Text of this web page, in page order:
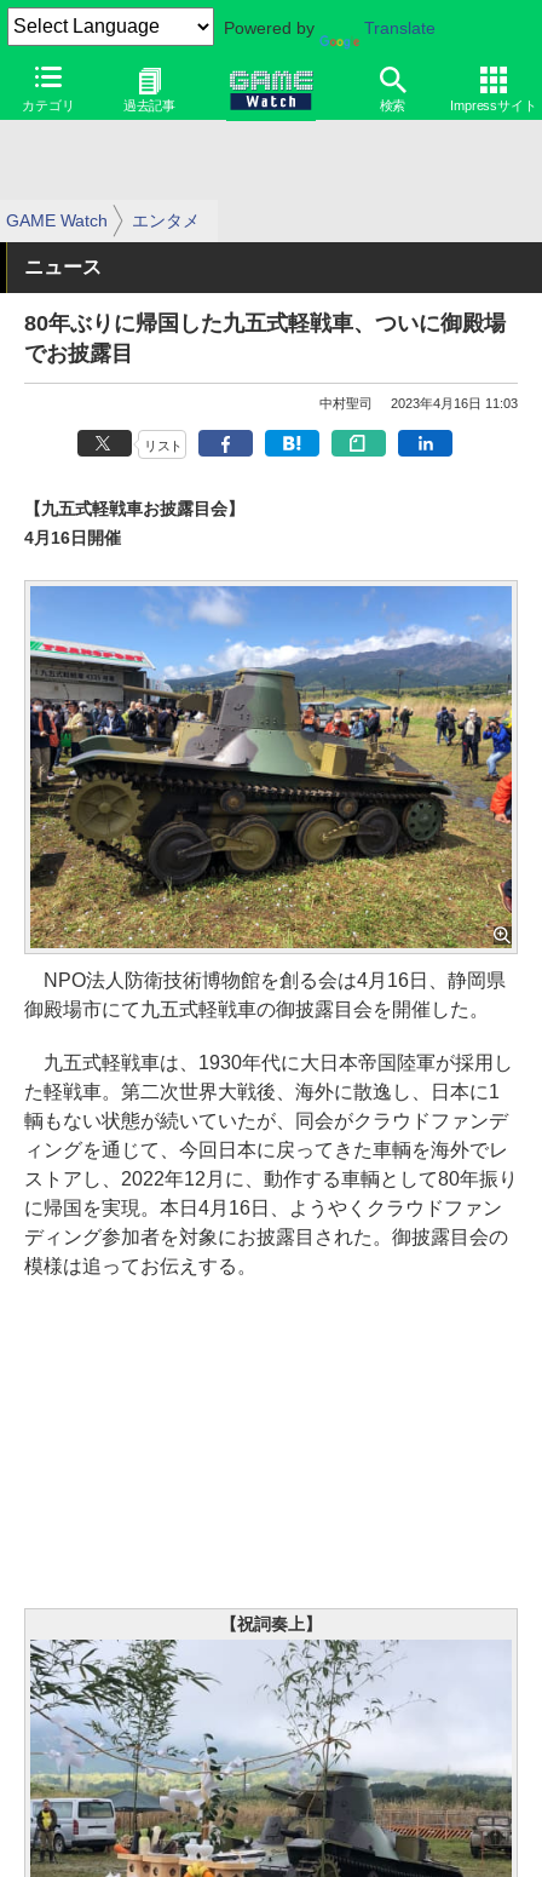
Powered by Translate
カテゴリ 過去記事 検索 Impressサイト
GAME Watch エンタメ
ニュース
80年ぶりに帰国した九五式軽戦車、ついに御殿場
でお披露目
中村聖司 2023年4月16日 11:03
リスト
【九五式軽戦車お披露目会】
4月16日開催
NPO法人防衛技術博物館を創る会は4月16日、静岡県
御殿場市にて九五式軽戦車の御披露目会を開催した。
九五式軽戦車は、1930年代に大日本帝国陸軍が採用し
た軽戦車。第二次世界大戦後、海外に散逸し、日本に1
輌もない状態が続いていたが、同会がクラウドファンデ
ィングを通じて、今回日本に戻ってきた車輌を海外でレ
ストアし、2022年12月に、動作する車輌として80年振り
に帰国を実現。本日4月16日、ようやくクラウドファン
ディング参加者を対象にお披露目された。御披露目会の
模様は追ってお伝えする。
【祝詞奏上】